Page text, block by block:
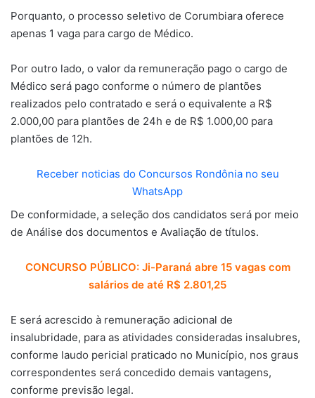
Porquanto, o processo seletivo de Corumbiara oferece
apenas 1 vaga para cargo de Médico.
Por outro lado, o valor da remuneração pago o cargo de
Médico será pago conforme o número de plantões
realizados pelo contratado e será o equivalente a R$
2.000,00 para plantões de 24h e de R$ 1.000,00 para
plantões de 12h.
Receber noticias do Concursos Rondônia no seu
WhatsApp
De conformidade, a seleção dos candidatos será por meio
de Análise dos documentos e Avaliação de títulos.
CONCURSO PÚBLICO: Ji-Paraná abre 15 vagas com
salários de até R$ 2.801,25
E será acrescido à remuneração adicional de
insalubridade, para as atividades consideradas insalubres,
conforme laudo pericial praticado no Município, nos graus
correspondentes será concedido demais vantagens,
conforme previsão legal.